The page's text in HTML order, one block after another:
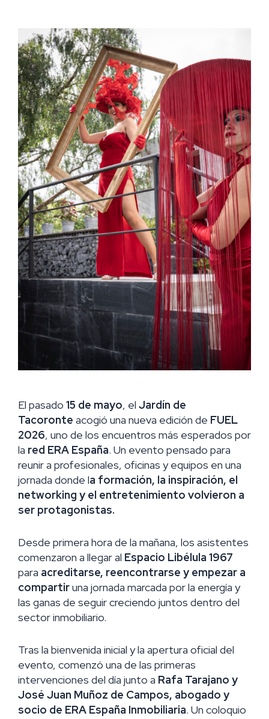
El pasado 15 de mayo, el Jardín de
Tacoronte acogió una nueva edición de FUEL
2026, uno de los encuentros más esperados por
la red ERA España. Un evento pensado para
reunir a profesionales, oficinas y equipos en una
jornada donde la formación, la inspiración, el
networking y el entretenimiento volvieron a
ser protagonistas.
Desde primera hora de la mañana, los asistentes
comenzaron a llegar al Espacio Libélula 1967
para acreditarse, reencontrarse y empezar a
compartiruna jornada marcada por la energía y
las ganas de seguir creciendo juntos dentro del
sector inmobiliario.
Tras la bienvenida inicial y la apertura oficial del
evento, comenzó una de las primeras
intervenciones del día junto a Rafa Tarajano y
José Juan Muñoz de Campos, abogado y
socio de ERA España Inmobiliaria. Un coloquio